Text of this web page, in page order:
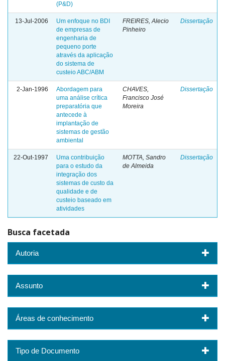
(P&D)
13-Jul-2006
Um enfoque no BDI
de empresas de
engenharia de
pequeno porte
através da aplicação
do sistema de
custeio ABC/ABM
FREIRES, Alecio
Pinheiro
Dissertação
2-Jan-1996
Abordagem para
uma análise crítica
preparatória que
antecede à
implantação de
sistemas de gestão
ambiental
CHAVES,
Francisco José
Moreira
Dissertação
22-Out-1997
Uma contribuição
para o estudo da
integração dos
sistemas de custo da
qualidade e de
custeio baseado em
atividades
MOTTA, Sandro
de Almeida
Dissertação
Busca facetada
Autoria
Assunto
Áreas de conhecimento
Tipo de Documento